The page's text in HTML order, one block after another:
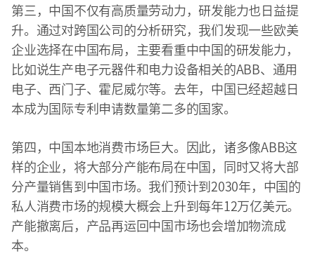
第三，中国不仅有高质量劳动力，研发能力也日益提
升。通过对跨国公司的分析研究，我们发现一些欧美
企业选择在中国布局，主要看重中中国的研发能力，
比如说生产电子元器件和电力设备相关的ABB、通用
电子、西门子、霍尼威尔等。去年，中国已经超越日
本成为国际专利申请数量第二多的国家。
第四，中国本地消费市场巨大。因此，诸多像ABB这
样的企业，将大部分产能布局在中国，同时又将大部
分产量销售到中国市场。我们预计到2030年，中国的
私人消费市场的规模大概会上升到每年12万亿美元。
产能撤离后，产品再运回中国市场也会增加物流成
本。